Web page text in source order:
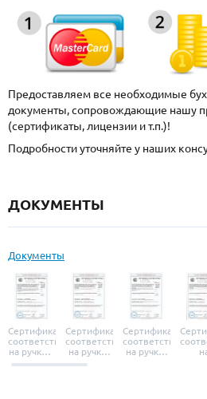
Предоставляем все необходимые
документы, сопровождающие нашу
(сертификаты, лицензии и т.п.)!
Подробности уточняйте у наших
ДОКУМЕНТЫ
Документы
Сертификат
соответствия
на ручки и
броненакладки
Сертификат
соответствия
на ручки-
защелки
Сертификат
соответствия
на ручки-